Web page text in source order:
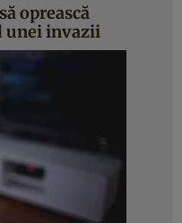
oprească
unei invazii